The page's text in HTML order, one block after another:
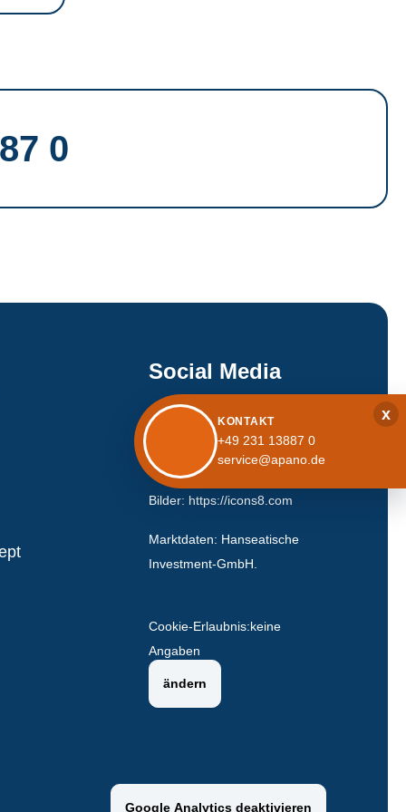
0
KONTAKT
+49 231 13887 0
service@apano.de
x
Social Media
Bilder: https://icons8.com
Marktdaten: Hanseatische
Investment-GmbH.
Cookie-Erlaubnis: keine
Angaben
ändern
Google Analytics deaktivieren